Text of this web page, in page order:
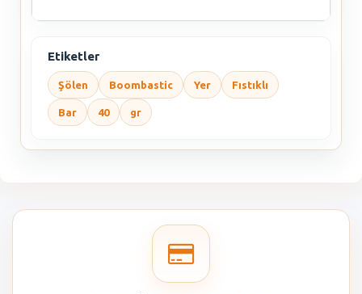
Etiketler
Şölen Boombastic Yer Fıstıklı
Bar 40 gr